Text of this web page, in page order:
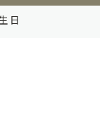
日